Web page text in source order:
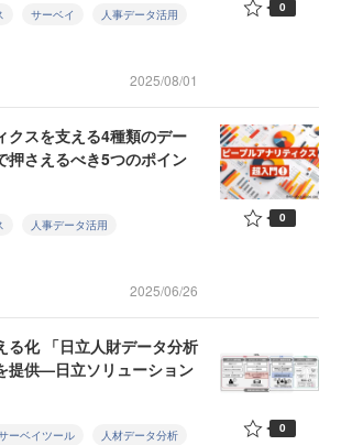
サーベイ 人事データ活用
2025/08/01
0
クスを支える4種類のデー
押さえるべき5つのポイン
人事データ活用
2025/06/26
0
る化 「日立人財データ分析
提供—日立ソリューション
ーベイツール 人材データ分析 0